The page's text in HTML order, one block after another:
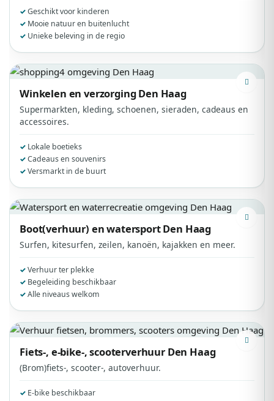
Geschikt voor kinderen
Mooie natuur en buitenlucht
Unieke beleving in de regio
Winkelen en verzorgingDen Haag
Supermarkten, kleding, schoenen, sieraden, cadeaus en
accessoires.
Lokale boetieks
Cadeaus en souvenirs
Versmarkt in de buurt
Boot(verhuur) en watersportDen Haag
Surfen, kitesurfen, zeilen, kanoën, kajakken en meer.
Verhuur ter plekke
Begeleiding beschikbaar
Alle niveaus welkom
Fiets-, e-bike-, scooterverhuur Den Haag
(Brom)fiets-, scooter-, autoverhuur.
E-bike beschikbaar